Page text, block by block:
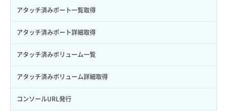
サブユーザー削除
サブユーザー更新
サブユーザー詳細取得
トークン発行
パーミッション一覧取得
バックアップ一覧取得
バックアップ詳細一覧取得
バックアップ詳細取得
ボリュームイメージ保存
ボリュームタイプ一覧取得
イメージ削除
イメージ詳細取得
アタッチ済みポート一覧取得
アタッチ済みポート詳細取得
アタッチ済みボリューム一覧
アタッチ済みボリューム詳細取得
コンソールURL発行